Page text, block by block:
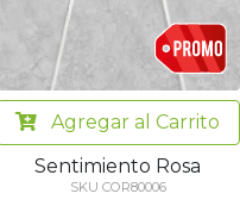
Agregaral Carrito
Sentimiento Rosa
SKU COR80006